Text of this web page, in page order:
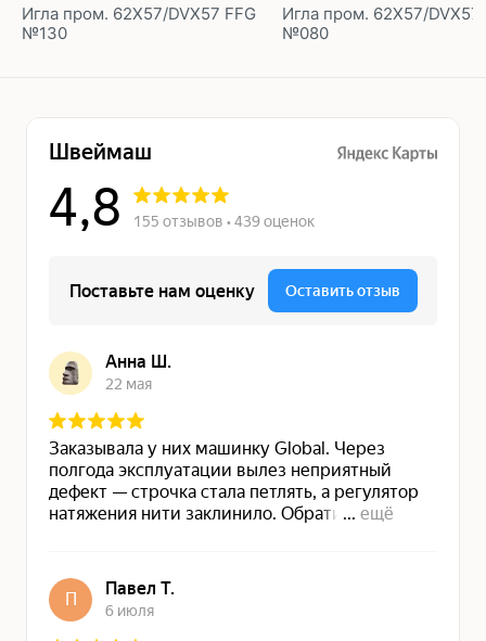
Игла пром. 62X57/DVX57 FFG
№130
Игла пром. 62X57/DVX57
№080